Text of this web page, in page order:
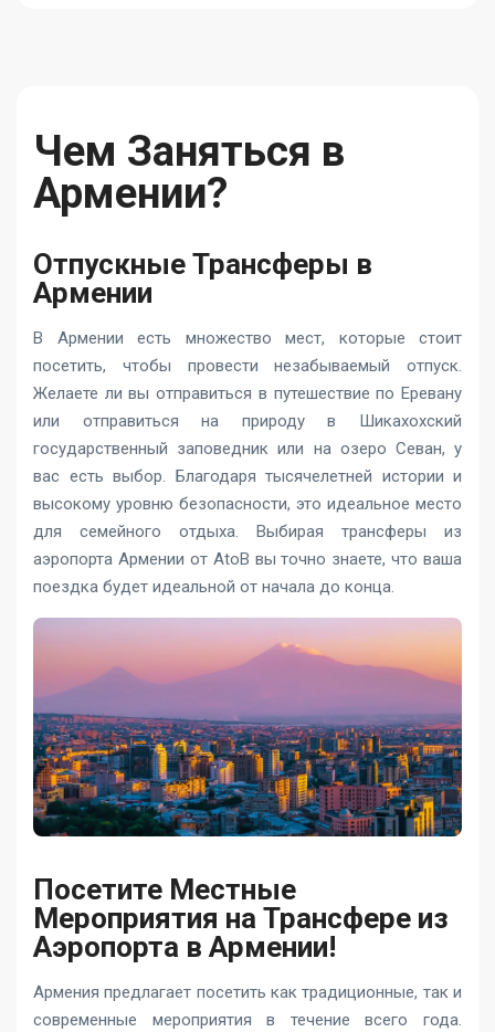
Чем Заняться в
Армении?
Отпускные Трансферы в
Армении
В Армении есть множество мест, которые стоит
посетить, чтобы провести незабываемый отпуск.
Желаете ли вы отправиться в путешествие по Еревану
или отправиться на природу в Шикахохский
государственный заповедник или на озеро Севан, у
вас есть выбор. Благодаря тысячелетней истории и
высокому уровню безопасности, это идеальное место
для семейного отдыха. Выбирая трансферы из
аэропорта Армении от AtoB вы точно знаете, что ваша
поездка будет идеальной от начала до конца.
Посетите Местные
Мероприятия на Трансфере из
Аэропорта в Армении!
Армения предлагает посетить как традиционные, так и
современные мероприятия в течение всего года.